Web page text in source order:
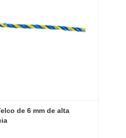
de 6 mm de alta